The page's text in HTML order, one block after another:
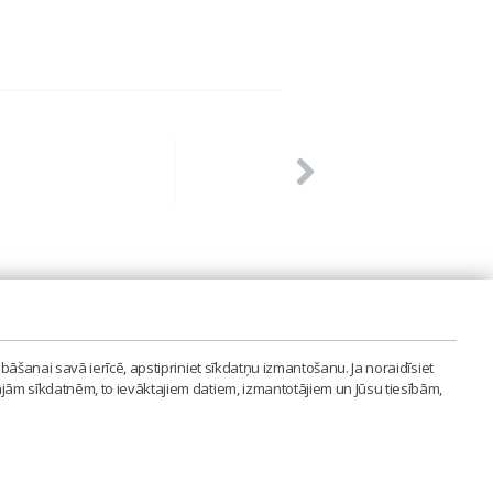
savā ierīcē, apstipriniet sīkdatņu izmantošanu. Ja noraidīsiet
sīkdatnēm, to ievāktajiem datiem, izmantotājiem un Jūsu tiesībām,